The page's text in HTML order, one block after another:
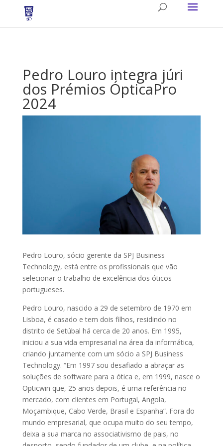
Pedro Louro integra júri
dos Prémios ÓpticaPro
2024
Pedro Louro, sócio gerente da SPJ Business
Technology, está entre os profissionais que vão
selecionar o trabalho de excelência dos óticos
portugueses.
Pedro Louro, nascido a 29 de setembro de 1970 em
Lisboa, é casado e tem dois filhos, residindo no
distrito de Setúbal há cerca de 20 anos. Em 1995,
iniciou a sua vida empresarial na área da informática,
criando juntamente com um sócio a SPJ Business
Technology. “Em 1997 sou desafiado a abraçar as
soluções de software para a ótica e, em 1999, nasce o
Opticwin que, 25 anos depois, é uma referência no
mercado, com clientes em Portugal, Angola,
Moçambique, Cabo Verde, Brasil e Espanha”. Fora do
mundo empresarial, que ocupa muito do seu tempo,
deixa a sua marca no associativismo de pais, no